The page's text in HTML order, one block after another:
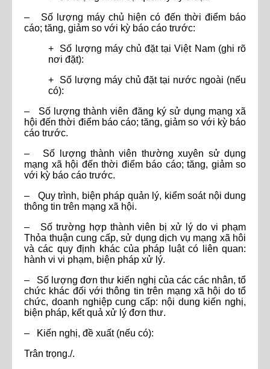
– Số lượng máy chủ hiện có đến thời điểm báo
cáo; tăng, giảm so với kỳ báo cáo trước:
+ Số lượng máy chủ đặt tại Việt Nam (ghi rõ
nơi đặt):
+ Số lượng máy chủ đặt tại nước ngoài (nếu
có):
– Số lượng thành viên đăng ký sử dụng mạng xã
hội đến thời điểm báo cáo; tăng, giảm so với kỳ báo
cáo trước.
– Số lượng thành viên thường xuyên sử dụng
mạng xã hội đến thời điểm báo cáo; tăng, giảm so
với kỳ báo cáo trước.
– Quy trình, biện pháp quản lý, kiểm soát nội dung
thông tin trên mạng xã hội.
– Số trường hợp thành viên bị xử lý do vi phạm
Thỏa thuận cung cấp, sử dụng dịch vụ mạng xã hôi
và các quy định khác của pháp luật có liên quan:
hành vi vi phạm, biện pháp xử lý.
– Số lượng đơn thư kiến nghị của các các nhân, tổ
chức khác đối với thông tin trên mạng xã hội do tổ
chức, doanh nghiệp cung cấp: nội dung kiến nghị,
biện pháp, kết quả xử lý đơn thư.
– Kiến nghị, đề xuất (nếu có):
Trân trọng./.